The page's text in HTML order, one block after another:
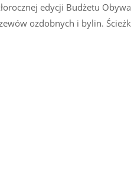
edycji Budżetu
ozdobnych i bylin.